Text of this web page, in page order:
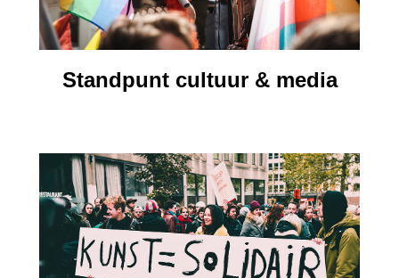
Standpunt cultuur & media